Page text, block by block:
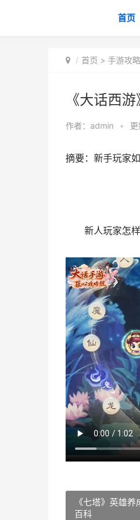
首页
首页 > 手游攻略
《大话西
作者： admin •
摘要：新手玩家
新人玩家怎样
《七塔》英雄
百科